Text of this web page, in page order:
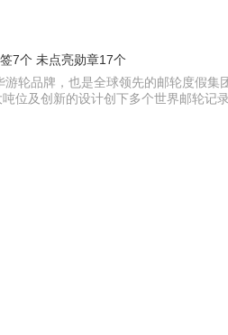
7个 未点亮勋章17个
轮品牌，也是全球领先的邮轮度假
位及创新的设计创下多个世界邮轮